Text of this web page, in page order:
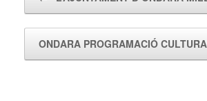
ONDARA PROGRAMACIÓ